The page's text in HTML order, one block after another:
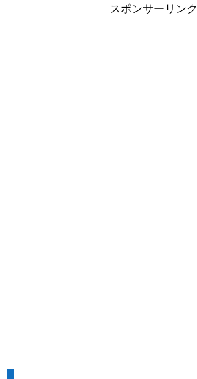
スポンサーリンク